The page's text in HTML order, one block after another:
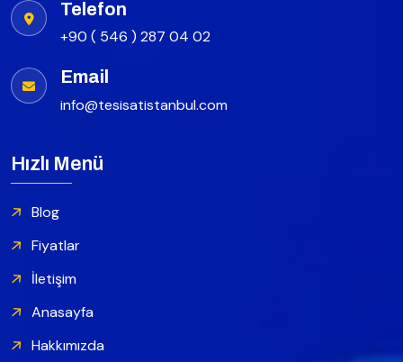
Telefon
+90 ( 546 ) 287 04 02
Email
info@tesisatistanbul.com
Hızlı Menü
Blog
Fiyatlar
İletişim
Anasayfa
Hakkımızda